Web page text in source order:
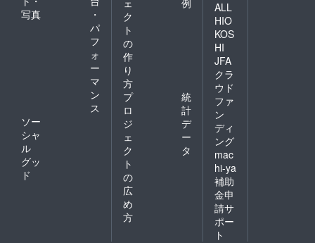
写真
・
パ
フ
ォ
ー
マ
ン
ス
ソー
シャ
ル
グッ
ド
ェ
ク
ト
の
作
り
方
例
プ
ロ
ジ
ェ
ク
ト
の
広
め
方
統
計
デ
ー
タ
ALL
HIO
KOS
HI
JFA
クラ
ウド
ファ
ン
ディ
ング
mac
hi-ya
補助
金申
請サ
ポー
ト